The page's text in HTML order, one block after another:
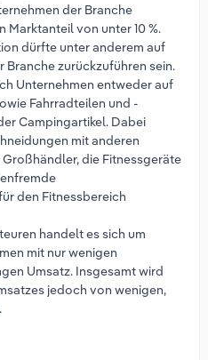
der Branche
Marktanteil von unter 10 %.
dürfte unter anderem auf
zurückzuführen sein.
Unternehmen entweder auf
Fahrradteilen und -
Campingartikel. Dabei
mit anderen
die Fitnessgeräte
den Fitnessbereich
handelt es sich um
mit nur wenigen
Umsatz. Insgesamt wird
jedoch von wenigen,